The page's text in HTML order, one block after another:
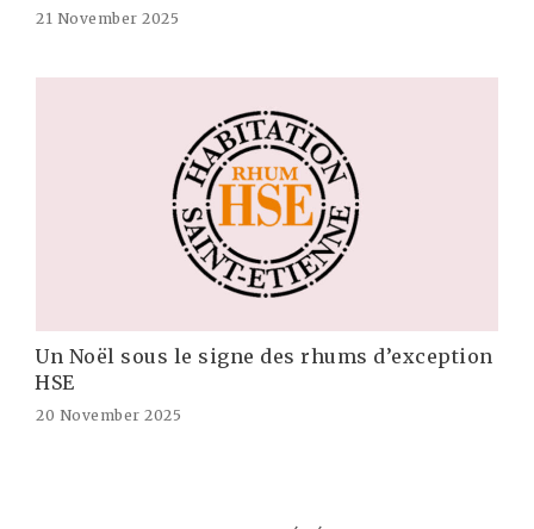
21 November 2025
Un Noël sous le signe des rhums d’exception
HSE
20 November 2025